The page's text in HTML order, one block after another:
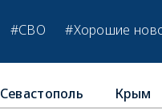
#СВО #Хорошие
Севастополь Крым